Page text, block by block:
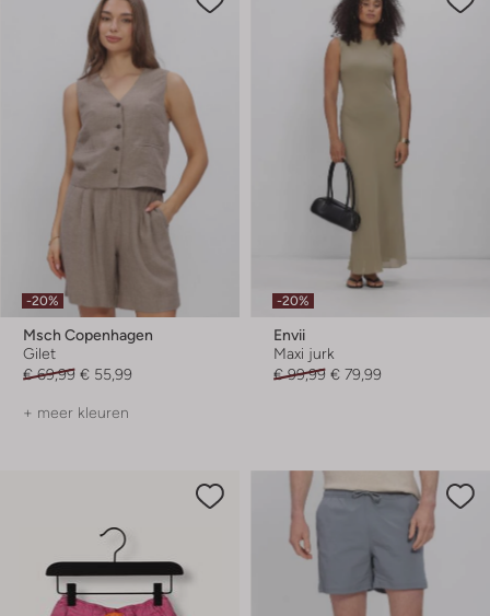
-20%
Msch Copenhagen
Gilet
€ 69,99 € 55,99
+ meer kleuren
-20%
Envii
Maxi jurk
€ 99,99 € 79,99